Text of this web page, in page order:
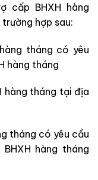
cấp BHXH hàng
hợp sau:
tháng có yêu
hàng tháng
hàng tháng tại địa
tháng có yêu cầu
hàng tháng